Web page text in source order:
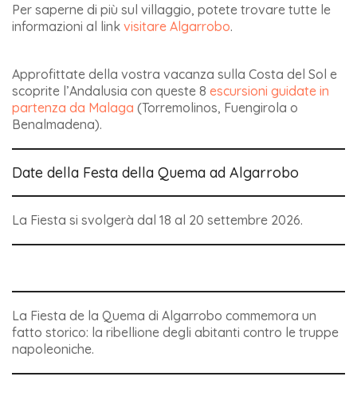
Per saperne di più sul villaggio, potete trovare tutte le
informazioni al link visitare Algarrobo.
Approfittate della vostra vacanza sulla Costa del Sol e
scoprite l’Andalusia con queste 8 escursioni guidate in
partenza da Malaga (Torremolinos, Fuengirola o
Benalmadena).
Date della Festa della Quema ad Algarrobo
La Fiesta si svolgerà dal 18 al 20 settembre 2026.
La Fiesta de la Quema di Algarrobo commemora un
fatto storico: la ribellione degli abitanti contro le truppe
napoleoniche.